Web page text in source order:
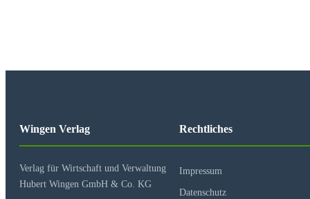
Wingen Verlag
Verlag für Wirtschaft und Verwaltung
Hubert Wingen GmbH & Co. KG
Rechtliches
Impressum
Datenschutz